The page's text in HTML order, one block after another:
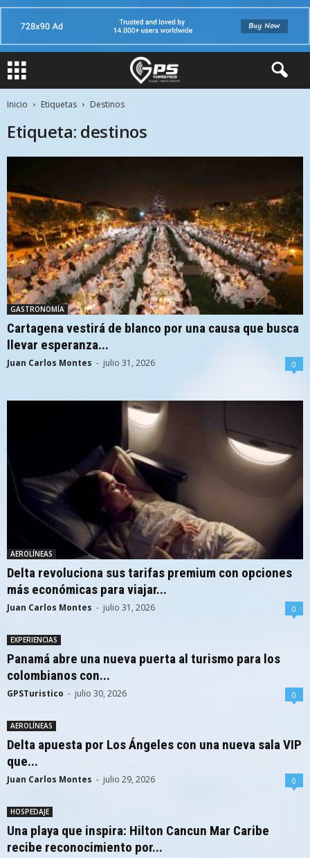
Inicio Etiquetas Destinos
Etiqueta: destinos
GASTRONOMÍA
Cartagena vestirá de blanco por una causa que busca
llevar esperanza...
Juan Carlos Montes - julio 31, 2026 0
AEROLÍNEAS
Delta revoluciona sus tarifas premium con opciones
más económicas para viajar...
Juan Carlos Montes - julio 31, 2026 0
EXPERIENCIAS
Panamá abre una nueva puerta al turismo para los
colombianos con...
GPSTuristico - julio 30, 2026 0
AEROLÍNEAS
Delta apuesta por Los Ángeles con una nueva sala VIP
que...
Juan Carlos Montes - julio 29, 2026 0
HOSPEDAJE
Una playa que inspira: Hilton Cancun Mar Caribe
recibe reconocimiento por...